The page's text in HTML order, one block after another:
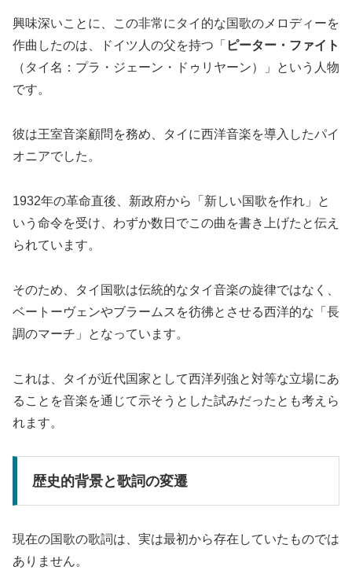
興味深いことに、この非常にタイ的な国歌のメロディーを
作曲したのは、ドイツ人の父を持つ「 ピーター・ファイト
（タイ名：プラ・ジェーン・ドゥリヤーン）」という人物
です。
彼は王室音楽顧問を務め、タイに西洋音楽を導入したパイ
オニアでした。
1932年の革命直後、新政府から「新しい国歌を作れ」と
いう命令を受け、わずか数日でこの曲を書き上げたと伝え
られています。
そのため、タイ国歌は伝統的なタイ音楽の旋律ではなく、
ベートーヴェンやブラームスを彷彿とさせる西洋的な「長
調のマーチ」となっています。
これは、タイが近代国家として西洋列強と対等な立場にあ
ることを音楽を通じて示そうとした試みだったとも考えら
れます。
歴史的背景と歌詞の変遷
現在の国歌の歌詞は、実は最初から存在していたものでは
ありません。